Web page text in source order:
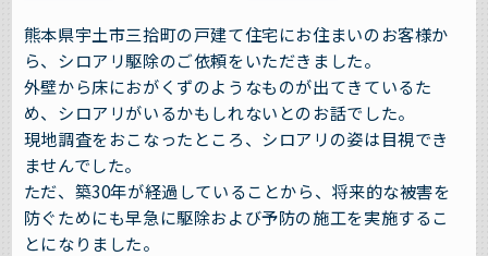
熊本県宇土市三拾町の戸建て住宅にお住まいのお客様か
ら、シロアリ駆除のご依頼をいただきました。
外壁から床におがくずのようなものが出てきているた
め、シロアリがいるかもしれないとのお話でした。
現地調査をおこなったところ、シロアリの姿は目視でき
ませんでした。
ただ、築30年が経過していることから、将来的な被害を
防ぐためにも早急に駆除および予防の施工を実施するこ
とになりました。